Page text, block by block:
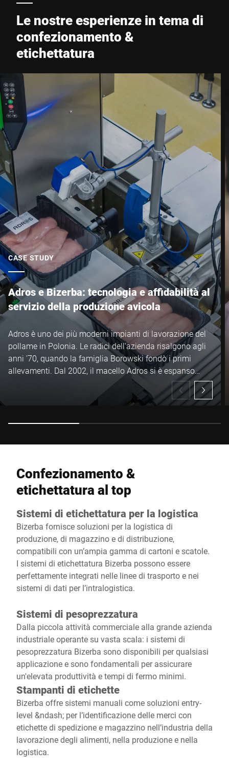
Le nostre esperienze in tema di
confezionamento &
etichettatura
CASE STUDY
Adros e Bizerba: tecnologia e affidabilità al
servizio della produzione avicola
Adros è uno dei più moderni impianti di lavorazione del
pollame in Polonia. Le radici dell'azienda risalgono agli
anni '70, quando la famiglia Borowski fondò i primi
allevamenti. Dal 2002, il macello Adros si è espanso
costantemente, investendo in attrezzature e tecnologie
moderne e diventando uno dei principali produttori di
Confezionamento &
etichettatura al top
Sistemi di etichettatura per la logistica
Bizerba fornisce soluzioni per la logistica di
produzione, di magazzino e di distribuzione,
compatibili con un’ampia gamma di cartoni e scatole.
I sistemi di etichettatura Bizerba possono essere
perfettamente integrati nelle linee di trasporto e nei
sistemi di dati per l’intralogistica.
Sistemi di pesoprezzatura
Dalla piccola attività commerciale alla grande azienda
industriale operante su vasta scala: i sistemi di
pesoprezzatura Bizerba sono disponibili per qualsiasi
applicazione e sono fondamentali per assicurare
un'elevata produttività e tempi di fermo minimi.
Stampanti di etichette
Bizerba offre sistemi manuali come soluzioni entry-
level &ndash; per l’identificazione delle merci con
etichette di spedizione e magazzino nell’industria della
lavorazione degli alimenti, nella produzione e nella
logistica.